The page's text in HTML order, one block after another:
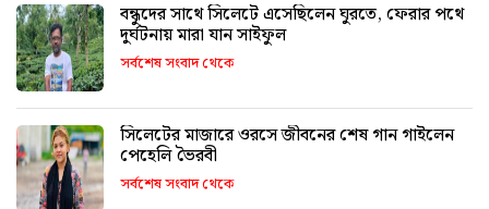
বন্ধুদের সাথে সিলেটে এসেছিলেন ঘুরতে, ফেরার পথে
দুর্ঘটনায় মারা যান সাইফুল
সর্বশেষ সংবাদ থেকে
সিলেটের মাজারে ওরসে জীবনের শেষ গান গাইলেন
পেহেলি ভৈরবী
সর্বশেষ সংবাদ থেকে